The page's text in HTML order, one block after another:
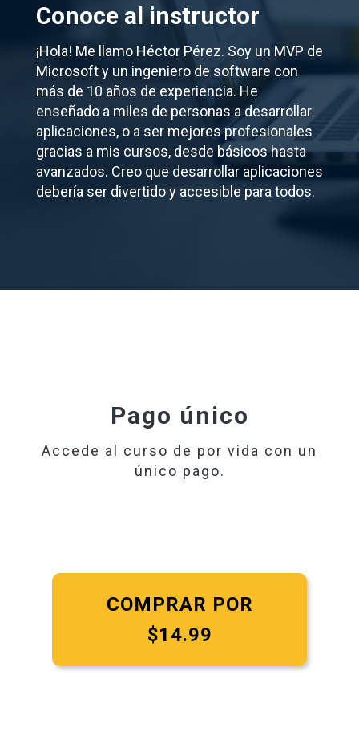
Conoce al instructor
¡Hola! Me llamo Héctor Pérez. Soy un MVP de
Microsoft y un ingeniero de software con
más de 10 años de experiencia. He
enseñado a miles de personas a desarrollar
aplicaciones, o a ser mejores profesionales
gracias a mis cursos, desde básicos hasta
avanzados. Creo que desarrollar aplicaciones
debería ser divertido y accesible para todos.
Pago único
Accede al curso de por vida con un
único pago.
COMPRAR POR
$14.99